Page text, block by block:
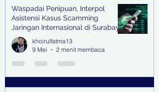
Waspadai Penipuan, Interpol
Asistensi Kasus Scamming
Jaringan Internasional di Surabaya
khoirulfatma13
9 Mei
2 menit membaca